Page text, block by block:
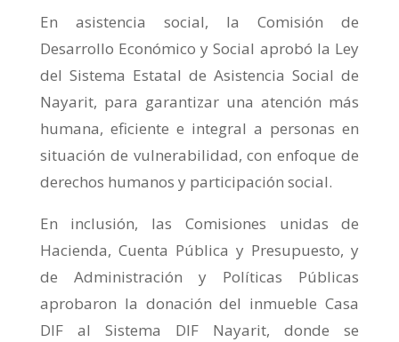
En asistencia social, la Comisión de
Desarrollo Económico y Social aprobó la Ley
del Sistema Estatal de Asistencia Social de
Nayarit, para garantizar una atención más
humana, eficiente e integral a personas en
situación de vulnerabilidad, con enfoque de
derechos humanos y participación social.
En inclusión, las Comisiones unidas de
Hacienda, Cuenta Pública y Presupuesto, y
de Administración y Políticas Públicas
aprobaron la donación del inmueble Casa
DIF al Sistema DIF Nayarit, donde se